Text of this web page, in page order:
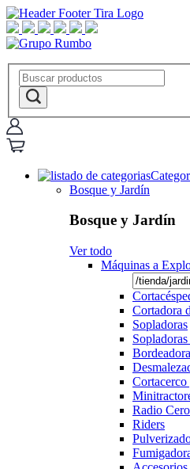
Bosque y Jardín
Bosque y Jardín
Ver todo
Máquinas a
Cortadora
Sopladoras
Cortacerco
Radio Cero
Riders